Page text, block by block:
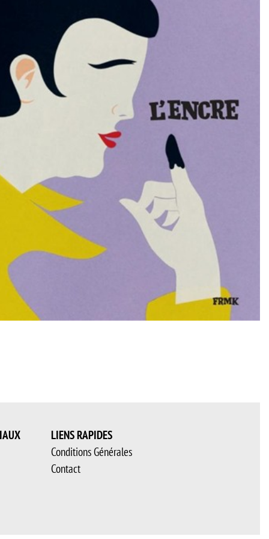
LIENS RAPIDES
Conditions Générales
Contact